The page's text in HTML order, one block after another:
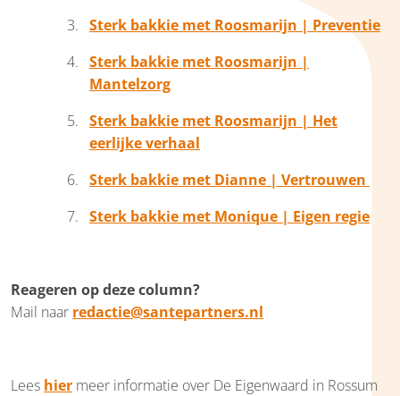
Sterk bakkie met Roosmarijn | Preventie
Sterk bakkie met Roosmarijn |
Mantelzorg
Sterk bakkie met Roosmarijn | Het
eerlijke verhaal
Sterk bakkie met Dianne | Vertrouwen
Sterk bakkie met Monique | Eigen regie
Reageren op deze column?
Mail naar redactie@santepartners.nl
Lees hier meer informatie over De Eigenwaard in Rossum